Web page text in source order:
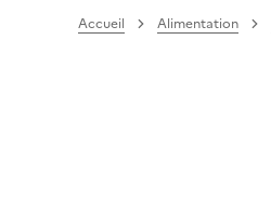
Accueil Alimentation